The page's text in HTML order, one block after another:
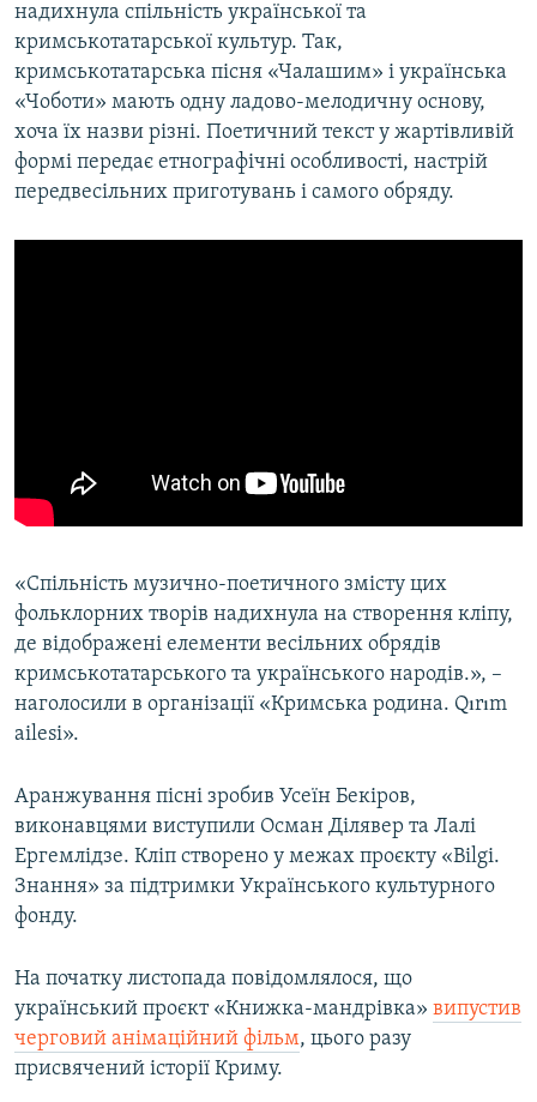
надихнула спільність української та
кримськотатарської культур. Так,
кримськотатарська пісня «Чалашим» і українська
«Чоботи» мають одну ладово-мелодичну основу,
хоча їх назви різні. Поетичний текст у жартівливій
формі передає етнографічні особливості, настрій
передвесільних приготувань і самого обряду.
«Спільність музично-поетичного змісту цих
фольклорних творів надихнула на створення кліпу,
де відображені елементи весільних обрядів
кримськотатарського та українського народів.», –
наголосили в організації «Кримська родина. Qırım
ailesi».
Аранжування пісні зробив Усеїн Бекіров,
виконавцями виступили Осман Ділявер та Лалі
Ергемлідзе. Кліп створено у межах проєкту «Bilgi.
Знання» за підтримки Українського культурного
фонду.
На початку листопада повідомлялося, що
український проєкт «Книжка-мандрівка» випустив
черговий анімаційний фільм, цього разу
присвячений історії Криму.